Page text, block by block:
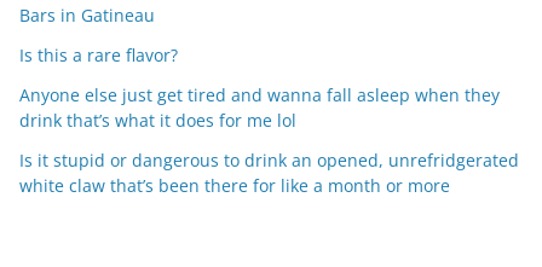
Bars in Gatineau
Is this a rare flavor?
Anyone else just get tired and wanna fall asleep when they
drink that’s what it does for me lol
Is it stupid or dangerous to drink an opened, unrefridgerated
white claw that’s been there for like a month or more